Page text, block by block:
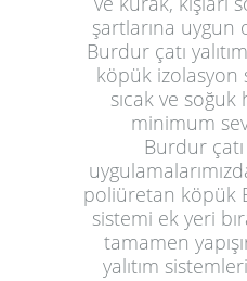
şartlarına uygun
Burdur çatı
köpük izolasyon
sıcak ve
minimum
Burdur
poliüretan köpük
sistemi ek yeri
tamamen
yalıtım